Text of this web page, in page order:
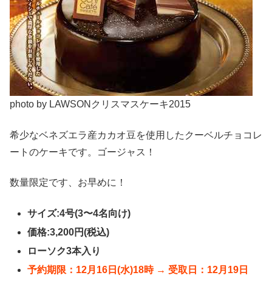
photo by LAWSONクリスマスケーキ2015
希少なベネズエラ産カカオ豆を使用したクーベルチョコレ
ートのケーキです。ゴージャス！
数量限定です、お早めに！
サイズ:4号(3〜4名向け)
価格:3,200円(税込)
ローソク3本入り
予約期限：12月16日(水)18時 → 受取日：12月19日